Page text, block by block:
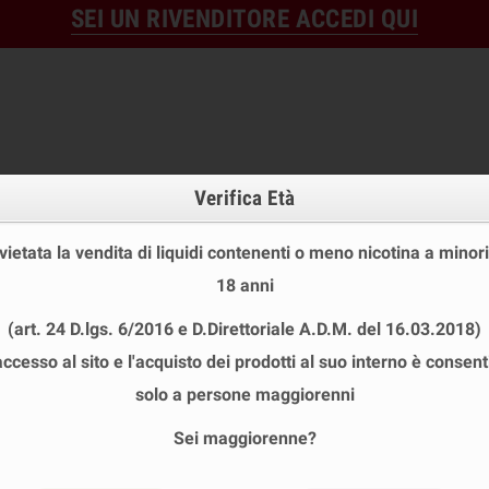
SEI UN RIVENDITORE ACCEDI QUI
USA E GETTA LIQUIDI PRONTI SHOT E
FUORI PRODUZIONE chevron_right Jamplab Princess Aroma 10 ml
Verifica Età
la vendita di liquidi contenenti o meno nicotina a
18 anni
(art. 24 D.lgs. 6/2016 e D.Direttoriale A.D.M. del 16.03.2018)
al sito e l'acquisto dei prodotti al suo interno è
solo a persone maggiorenni
Sei maggiorenne?